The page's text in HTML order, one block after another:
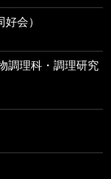
会）
調理科・調理研究